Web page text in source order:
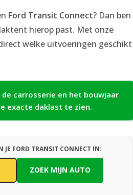
Ford Transit Connect? Dan ben
hierop past. Met onze
welke uitvoeringen geschikt
carrosserie en het bouwjaar
exacte daklast te zien.
JE FORD TRANSIT CONNECT IN:
ZOEK MIJN AUTO